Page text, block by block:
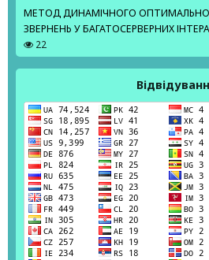
МЕТОД ДИНАМІЧНОГО
ЗВЕРНЕНЬ У БАГАТОСЕРВЕРНИХ
22